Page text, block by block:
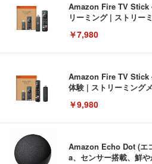
Amazon Fire TV Stick
リーミング | ストリー
￥7,980
Amazon Fire TV Stick
体験 | ストリーミング
￥9,980
Amazon Echo Dot (エ
a、センサー搭載、鮮